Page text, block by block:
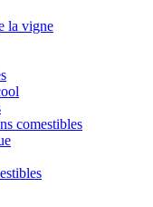
la vigne
comestibles